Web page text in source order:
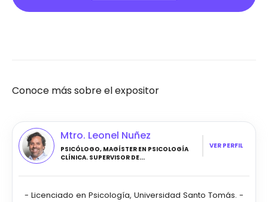
Conoce más sobre el expositor
Mtro. Leonel Nuñez
PSICÓLOGO, MAGÍSTER EN PSICOLOGÍA
CLÍNICA. SUPERVISOR DE...
VER PERFIL
- Licenciado en Psicología, Universidad Santo Tomás. -